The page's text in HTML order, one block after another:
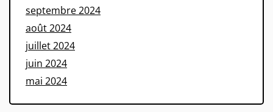
septembre 2024
août 2024
juillet 2024
juin 2024
mai 2024